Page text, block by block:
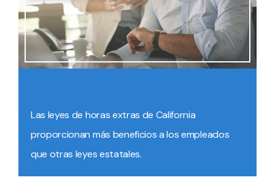
Las leyes de horas extras de California
proporcionan más beneficios a los empleados
que otras leyes estatales.